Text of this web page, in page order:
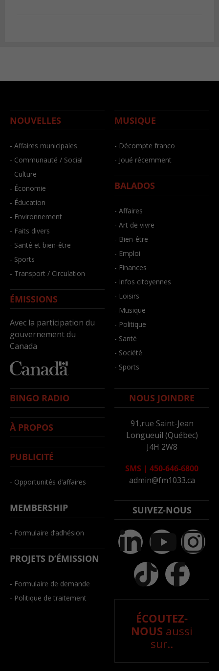
NOUVELLES
- Affaires municipales
- Communauté / Social
- Culture
- Économie
- Éducation
- Environnement
- Faits divers
- Santé et bien-être
- Sports
- Transport / Circulation
ÉMISSIONS
Avec la participation du
gouvernement du
Canada
MUSIQUE
- Décompte franco
- Joué récemment
BALADOS
- Affaires
- Art de vivre
- Bien-être
- Emploi
- Finances
- Infos citoyennes
- Loisirs
- Musique
- Politique
- Santé
- Société
- Sports
BINGO RADIO
À PROPOS
PUBLICITÉ
- Opportunités d’affaires
MEMBERSHIP
- Formulaire d’adhésion
PROJETS D’ÉMISSION
- Formulaire de demande
- Politique de traitement
NOUS JOINDRE
91,rue Saint-Jean
Longueuil (Québec)
J4H 2W8
SMS | 450-646-6800
admin@fm1033.ca
SUIVEZ-NOUS
ÉCOUTEZ-
NOUS aussi
sur..